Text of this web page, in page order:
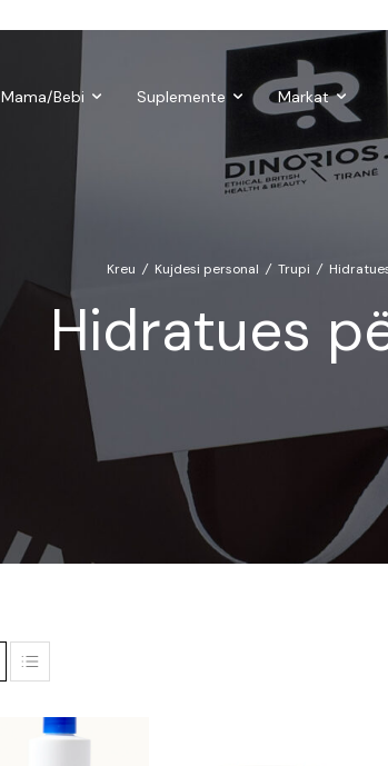
Mama/Bebi Suplemente Markat
Kreu / Kujdesi personal / Trupi /
Hidratues